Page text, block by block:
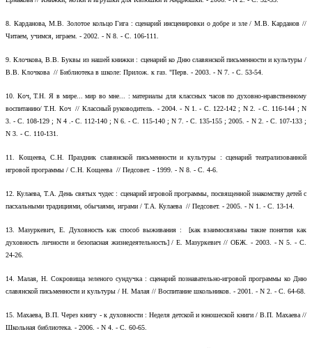
8.
Карданова, М.В. Золотое кольцо Гига : сценарий инсценировки о добре и зле / М.В. Карданов //
Читаем, учимся, играем. - 2002. - N 8. - С. 106-111.
9. Клочкова, В.В. Буквы из нашей книжки : сценарий ко Дню славянской письменности и культуры /
В.В. Клочкова // Библиотека в школе: Прилож. к газ. "Перв. - 2003. - N 7. - С. 53-54.
10.
Коч, Т.Н. Я в мире... мир во мне... : материалы для классных часов по духовно-нравственному
воспитанию/ Т.Н. Коч // Классный руководитель. - 2004. - N 1. - С. 122-142 ; N 2. - С. 116-144 ; N
3. - С. 108-129 ; N 4 .- С. 112-140 ; N 6. - С. 115-140 ; N 7. - С. 135-155 ; 2005. - N 2. - С. 107-133 ;
N 3. - С. 110-131.
11.
Кощеева, С.Н. Праздник славянской письменности и культуры : сценарий театрализованной
игровой программы / С.Н. Кощеева // Педсовет. - 1999. - N 8. - С. 4-6.
12. Кулаева, Т.А. День святых чудес : сценарий игровой программы, посвященной знакомству детей с
пасхальными традициями, обычаями, играми / Т.А. Кулаева // Педсовет. - 2005. - N 1. - С. 13-14.
13.
Мазуркевич, Е. Духовность как способ выживания : [как взаимосвязаны такие понятия как
духовность личности и безопасная жизнедеятельность] / Е. Мазуркевич // ОБЖ. - 2003. - N 5. - С.
24-26.
14.
Малая, Н. Сокровища зеленого сундучка : сценарий познавательно-игровой программы ко Дню
славянской письменности и культуры / Н. Малая // Воспитание школьников. - 2001. - N 2. - С. 64-68.
15. Махаева, В.П. Через книгу - к духовности : Неделя детской и юношеской книги / В.П. Махаева //
Школьная библиотека. - 2006. - N 4. - С. 60-65.